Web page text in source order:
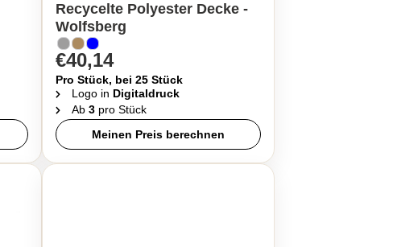
Recycelte Polyester Decke -
Wolfsberg
€40,14
Pro Stück, bei 25 Stück
Logo in Digitaldruck
Ab 3pro Stück
Meinen Preis berechnen